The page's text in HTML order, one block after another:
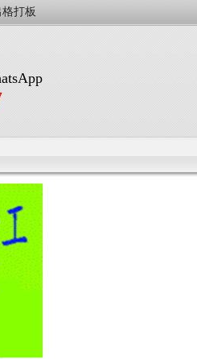
打板